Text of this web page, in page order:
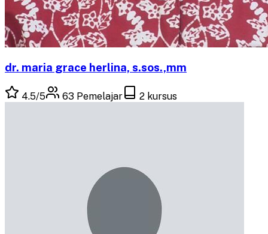
dr. maria grace herlina, s.sos.,mm
4.5/5 63 Pemelajar 2 kursus